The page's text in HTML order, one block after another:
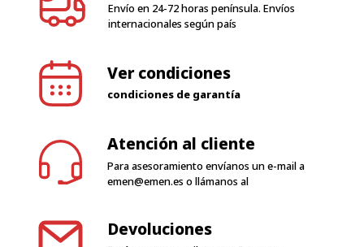
Envío en 24-72 horas península. Envíos
internacionales según país
Ver condiciones
condiciones de garantía
Atención al cliente
Para asesoramiento envíanos un e-mail a
emen@emen.es o llámanos al
Devoluciones